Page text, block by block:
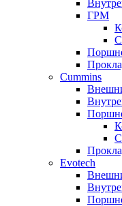
ГРМ
Cummins
Evotech